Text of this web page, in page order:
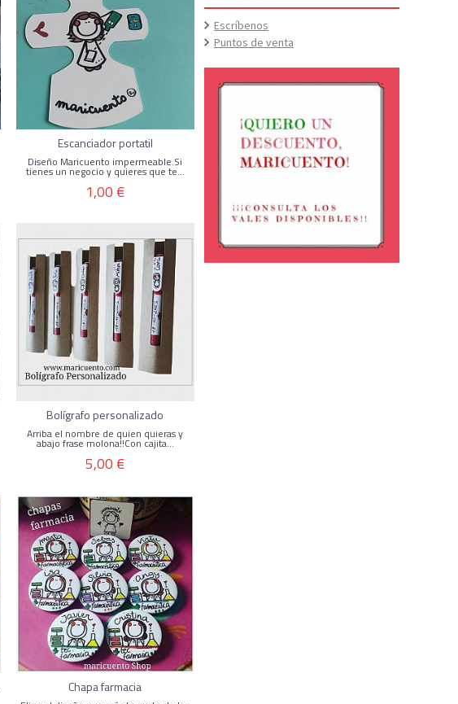
Escanciador portatil
Diseño Maricuento impermeable.Si
tienes un negocio y quieres que te...
1,00 €
Bolígrafo personalizado
Arriba el nombre de quien quieras y
abajo frase molona!!Con cajita...
5,00 €
Chapa farmacia
Escríbenos
Puntos de venta